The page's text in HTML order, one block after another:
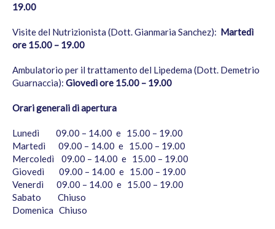
19.00
Visite del Nutrizionista (Dott. Gianmaria Sanchez): Martedì
ore 15.00 – 19.00
Ambulatorio per il trattamento del Lipedema (Dott. Demetrio
Guarnaccia): Giovedì ore 15.00 – 19.00
Orari generali di apertura
Lunedì 09.00 – 14.00 e 15.00 – 19.00
Martedì 09.00 – 14.00 e 15.00 – 19.00
Mercoledì 09.00 – 14.00 e 15.00 – 19.00
Giovedì 09.00 – 14.00 e 15.00 – 19.00
Venerdì 09.00 – 14.00 e 15.00 – 19.00
Sabato Chiuso
Domenica Chiuso